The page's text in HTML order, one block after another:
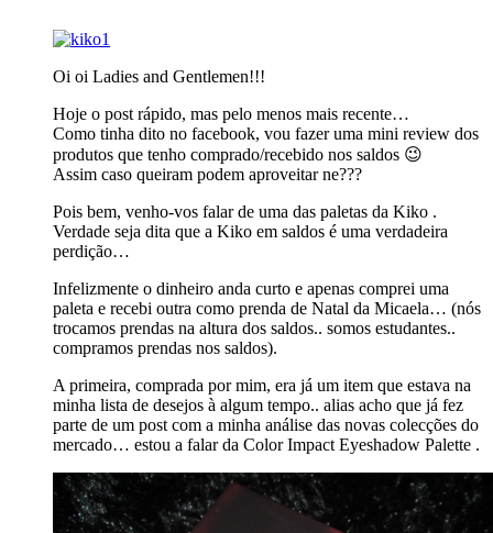
Oi oi Ladies and Gentlemen!!!
Hoje o post rápido, mas pelo menos mais recente…
Como tinha dito no facebook, vou fazer uma mini review dos
produtos que tenho comprado/recebido nos saldos 😉
Assim caso queiram podem aproveitar ne???
Pois bem, venho-vos falar de uma das paletas da Kiko .
Verdade seja dita que a Kiko em saldos é uma verdadeira
perdição…
Infelizmente o dinheiro anda curto e apenas comprei uma
paleta e recebi outra como prenda de Natal da Micaela… (nós
trocamos prendas na altura dos saldos.. somos estudantes..
compramos prendas nos saldos).
A primeira, comprada por mim, era já um item que estava na
minha lista de desejos à algum tempo.. alias acho que já fez
parte de um post com a minha análise das novas colecções do
mercado… estou a falar da Color Impact Eyeshadow Palette .